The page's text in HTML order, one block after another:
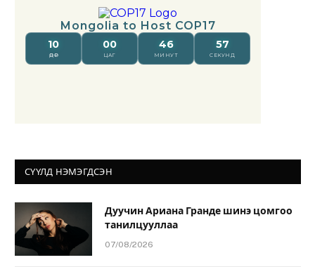
СҮҮЛД НЭМЭГДСЭН
Дуучин Ариана Гранде шинэ цомгоо
танилцууллаа
07/08/2026